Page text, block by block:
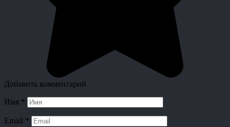
Добавить комментарий
Имя *
Email *